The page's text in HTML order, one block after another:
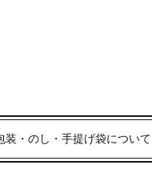
装・のし・手提げ袋について